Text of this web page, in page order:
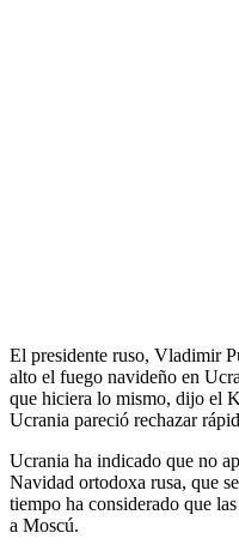
El presidente ruso, Vladimir
alto el fuego navideño en
que hiciera lo mismo, dijo el
Ucrania pareció rechazar
Ucrania ha indicado que no
Navidad ortodoxa rusa, que
tiempo ha considerado que
a Moscú.